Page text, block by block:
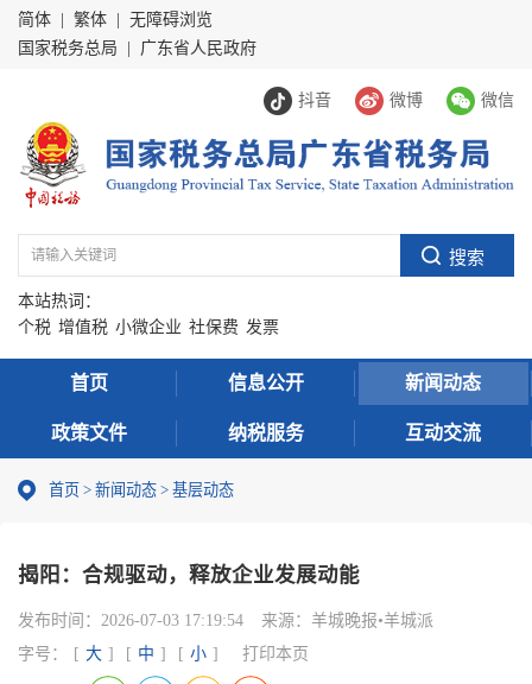
简体 繁体
无障碍浏览
国家税务总局
广东省人民政府
抖音 微博 微信
本站热词：
个税 增值税 小微企业 社保费 发票
首页 信息公开 新闻动态
政策文件 纳税服务 互动交流
首页 > 新闻动态 > 基层动态
揭阳：合规驱动，释放企业发展动能
发布时间： 2026-07-03 17:19:54 来源： 羊城晚报•羊城派
字号：
[ 大 ] [ 中 ] [ 小 ] 打印本页